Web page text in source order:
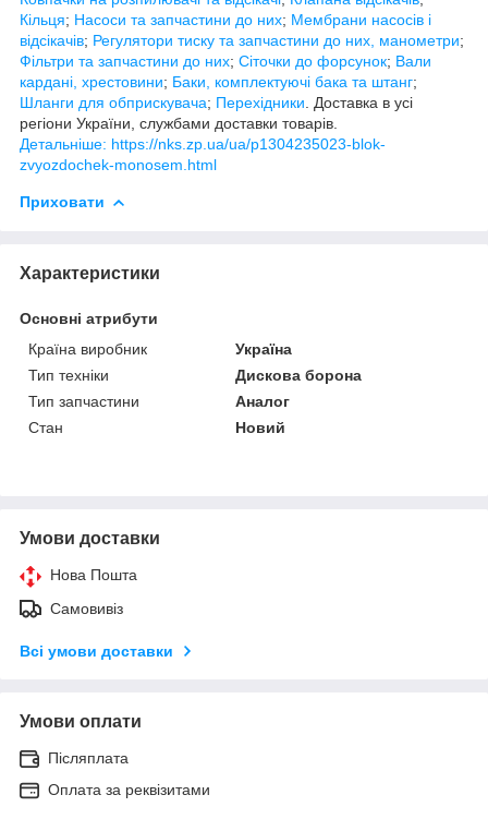
Кільця; Насоси та запчастини до них; Мембрани насосів і
відсікачів; Регулятори тиску та запчастини до них, манометри;
Фільтри та запчастини до них; Сіточки до форсунок; Вали
кардані, хрестовини; Баки, комплектуючі бака та штанг;
Шланги для обприскувача; Перехідники . Доставка в усі
регіони України, службами доставки товарів.
Детальніше: https://nks.zp.ua/ua/p1304235023-blok-
zvyozdochek-monosem.html
Приховати
Характеристики
Основні атрибути
Країна виробник
Україна
Тип техніки
Дискова борона
Тип запчастини
Аналог
Стан
Новий
Умови доставки
Нова Пошта
Самовивіз
Всі умови доставки
Умови оплати
Післяплата
Оплата за реквізитами